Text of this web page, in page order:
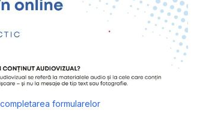
formularelor